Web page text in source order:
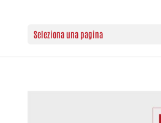
Seleziona una pagina